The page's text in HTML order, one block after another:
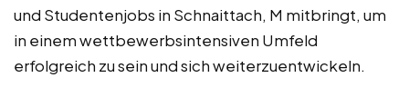
und Studentenjobs in Schnaittach, M mitbringt, um
in einem wettbewerbsintensiven Umfeld
erfolgreich zu sein und sich weiterzuentwickeln.